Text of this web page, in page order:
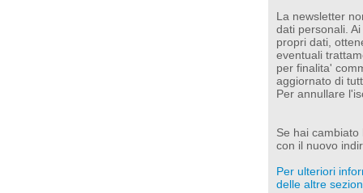
La newsletter
dati personali.
propri dati,
eventuali
per finalita'
aggiornato di
Per annullare
Se hai
con il nuovo
Per ulteriori
delle altre